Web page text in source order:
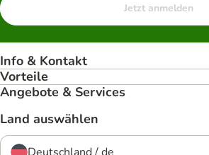
Jetzt anmelden
Info & Kontakt
Vorteile
Angebote & Services
Land auswählen